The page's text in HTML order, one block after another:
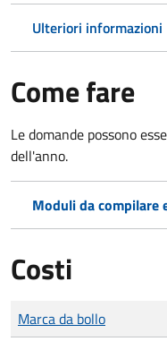
Ulteriori informazioni
Come fare
Le domande possono
dell'anno.
Moduli da compilare
Costi
Tipo di pagamento
Importo
Marca da bollo